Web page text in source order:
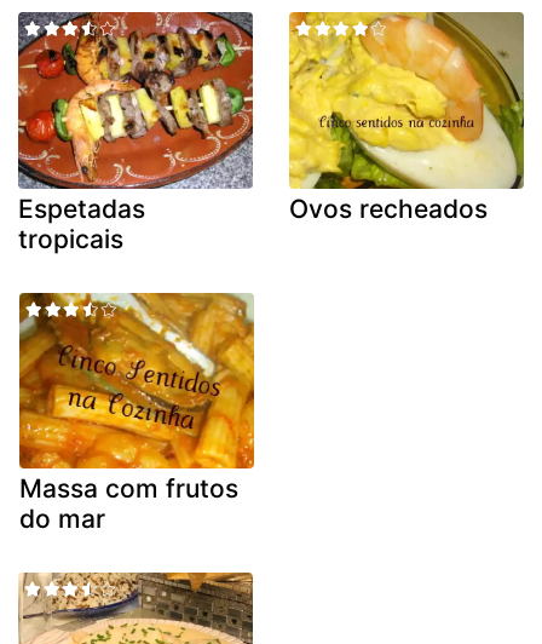
Espetadas
tropicais
Ovos recheados
Massa com frutos
do mar